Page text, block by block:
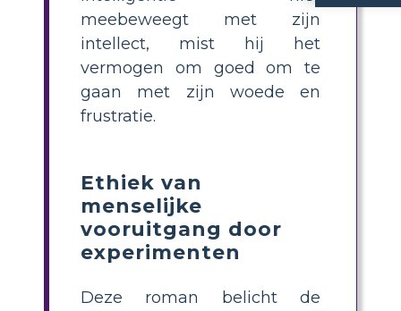
meebeweegt met zijn
intellect, mist hij het
vermogen om goed om te
gaan met zijn woede en
frustratie.
Ethiek van
menselijke
vooruitgang door
experimenten
Deze roman belicht de